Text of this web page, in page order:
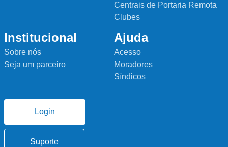
Centrais de Portaria Remota
Clubes
Institucional
Sobre nós
Seja um parceiro
Ajuda
Acesso
Moradores
Síndicos
Login
Suporte